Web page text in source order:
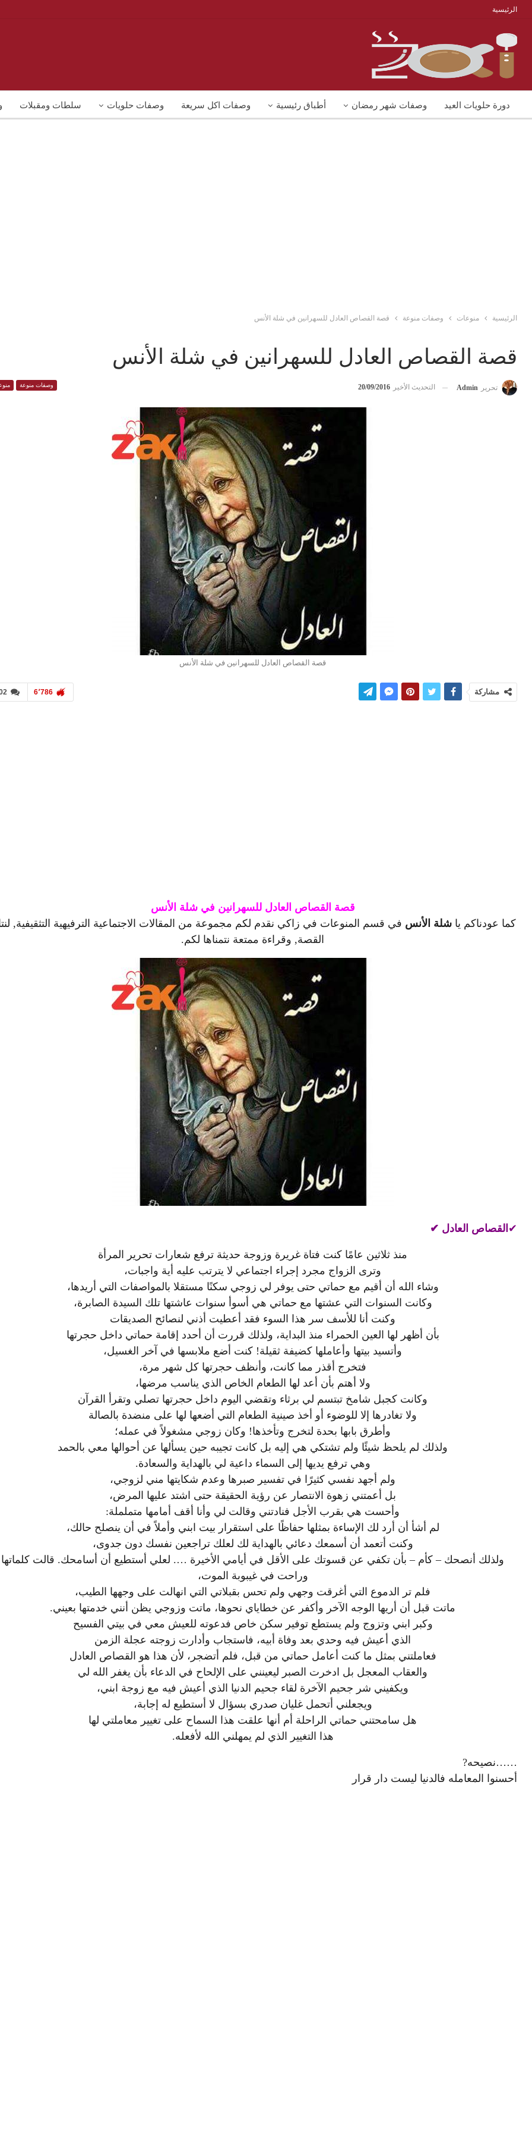
الرئيسية
دورة حلويات العيد وصفات شهر رمضان أطباق رئيسية وصفات اكل سريعة وصفات حلويات سلطات ومقبلات
الرئيسية منوعات وصفات منوعة قصة القصاص العادل للسهرانين في شلة الأنس
قصة القصاص العادل للسهرانين في شلة الأنس
وصفات منوعة تحرير Admin التحديث الأخير 20/09/2016
قصة القصاص العادل للسهرانين في شلة الأنس
6٬786 مشاركة
قصة القصاص العادل للسهرانين في شلة الأنس
كما عودناكم يا شلة الأنس في قسم المنوعات في زاكي نقدم لكم مجموعة من المقالات الاجتماعية الترفيهية التثقيفية,
القصة, وقراءة ممتعة نتمناها لكم.
✔ القصاص العادل ✔
منذ ثلاثين عامًا كنت فتاة غريرة وزوجة حديثة ترفع شعارات تحرير المرأة
وترى الزواج مجرد إجراء اجتماعي لا يترتب عليه أية واجبات،
وشاء الله أن أقيم مع حماتي حتى يوفر لي زوجي سكنًا مستقلا بالمواصفات التي أريدها،
وكانت السنوات التي عشتها مع حماتي هي أسوأ سنوات عاشتها تلك السيدة الصابرة،
وكنت أنا للأسف سر هذا السوء فقد أعطيت أذني لنصائح الصديقات
بأن أظهر لها العين الحمراء منذ البداية، ولذلك قررت أن أحدد إقامة حماتي داخل حجرتها
وأتسيد بيتها وأعاملها كضيفة ثقيلة! كنت أضع ملابسها في آخر الغسيل،
فتخرج أقذر مما كانت، وأنظف حجرتها كل شهر مرة،
ولا أهتم بأن أعد لها الطعام الخاص الذي يناسب مرضها،
وكانت كجبل شامخ تبتسم لي برثاء وتقضي اليوم داخل حجرتها تصلي وتقرأ القرآن
ولا تغادرها إلا للوضوء أو أخذ صينية الطعام التي أضعها لها على منضدة بالصالة
وأطرق بابها بحدة لتخرج وتأخذها! وكان زوجي مشغولاً في عمله؛
ولذلك لم يلحظ شيئًا ولم تشتكي هي إليه بل كانت تجيبه حين يسألها عن أحوالها معي بالحمد
وهي ترفع يديها إلى السماء داعية لي بالهداية والسعادة.
ولم أجهد نفسي كثيرًا في تفسير صبرها وعدم شكايتها مني لزوجي،
بل أعمتني زهوة الانتصار عن رؤية الحقيقة حتى اشتد عليها المرض،
وأحست هي بقرب الأجل فنادتني وقالت لي وأنا أقف أمامها متململة:
لم أشأ أن أرد لك الإساءة بمثلها حفاظًا على استقرار بيت ابني وأملاً في أن ينصلح حالك،
وكنت أتعمد أن أسمعك دعائي بالهداية لك لعلك تراجعين نفسك دون جدوى،
ولذلك أنصحك – كأم – بأن تكفي عن قسوتك على الأقل في أيامي الأخيرة …. لعلي أستطيع أن أسامحك. قالت كلماتها
وراحت في غيبوبة الموت،
فلم تر الدموع التي أغرقت وجهي ولم تحس بقبلاتي التي انهالت على وجهها الطيب،
ماتت قبل أن أريها الوجه الآخر وأكفر عن خطاياي نحوها، ماتت وزوجي يظن أنني خدمتها بعيني.
وكبر ابني وتزوج ولم يستطع توفير سكن خاص فدعوته للعيش معي في بيتي الفسيح
الذي أعيش فيه وحدي بعد وفاة أبيه، فاستجاب وأدارت زوجته عجلة الزمن
فعاملتني بمثل ما كنت أعامل حماتي من قبل، فلم أتضجر، لأن هذا هو القصاص العادل
والعقاب المعجل بل ادخرت الصبر ليعينني على الإلحاح في الدعاء بأن يغفر الله لي
ويكفيني شر جحيم الآخرة لقاء جحيم الدنيا الذي أعيش فيه مع زوجة ابني،
ويجعلني أتحمل غليان صدري بسؤال لا أستطيع له إجابة،
هل سامحتني حماتي الراحلة أم أنها علقت هذا السماح على تغيير معاملتي لها
هذا التغيير الذي لم يمهلني الله لأفعله.
……نصيحه?
أحسنوا المعامله فالدنيا ليست دار قرار